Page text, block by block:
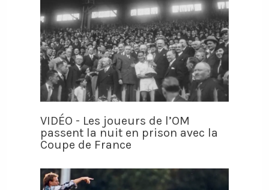
VIDÉO - Les joueurs de l’OM
passent la nuit en prison avec la
Coupe de France